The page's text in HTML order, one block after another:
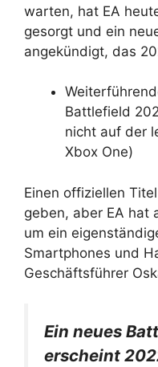
warten, hat EA
gesorgt und ein
angekündigt, das
Battlefield
nicht auf der
Xbox One)
Einen offiziellen
geben, aber EA hat
um ein
Smartphones und
Geschäftsführer
Ein neues
erscheint